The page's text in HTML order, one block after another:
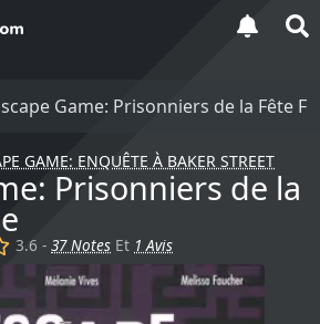
Game: Prisonniers de la Fête
GAME: ENQUÊTE À BAKER STREET
Prisonniers de la
()
3.6 -37 Notes Et 1 Avis